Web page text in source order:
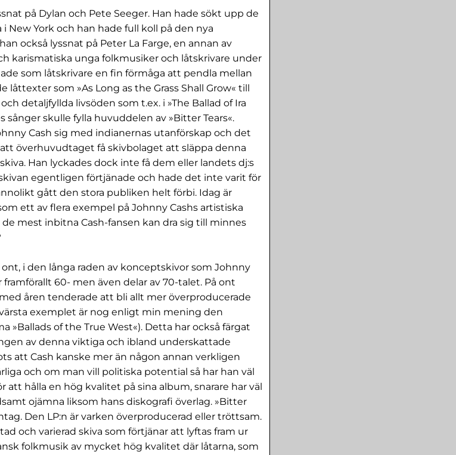
på Dylan och Pete Seeger. Han hade sökt upp de
New York och han hade full koll på den nya
också lyssnat på Peter La Farge, en annan av
karismatiska unga folkmusiker och låtskrivare under
som låtskrivare en fin förmåga att pendla mellan
låttexter som »As Long as the Grass Shall Grow« till
detaljfyllda livsöden som t.ex. i »The Ballad of Ira
sånger skulle fylla huvuddelen av »Bitter Tears«.
Cash sig med indianernas utanförskap och det
överhuvudtaget få skivbolaget att släppa denna
Han lyckades dock inte få dem eller landets dj:s
egentligen förtjänade och hade det inte varit för
gått den stora publiken helt förbi. Idag är
ett av flera exempel på Johnny Cashs artistiska
mest inbitna Cash-fansen kan dra sig till minnes
i den långa raden av konceptskivor som Johnny
framförallt 60- men även delar av 70-talet. På ont
åren tenderade att bli allt mer överproducerade
exemplet är nog enligt min mening den
»Ballads of the True West«). Detta har också färgat
av denna viktiga och ibland underskattade
att Cash kanske mer än någon annan verkligen
och om man vill politiska potential så har han väl
hålla en hög kvalitet på sina album, snarare har väl
ojämna liksom hans diskografi överlag. »Bitter
Den LP:n är varken överproducerad eller tröttsam.
och varierad skiva som förtjänar att lyftas fram ur
folkmusik av mycket hög kvalitet där låtarna, som